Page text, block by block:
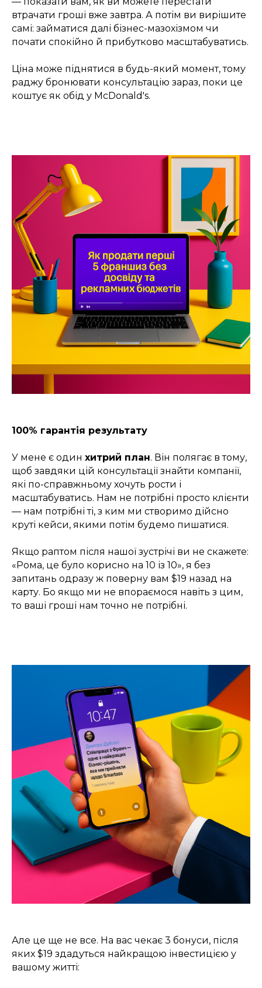
втрачати гроші вже завтра. А потім ви вирішите
самі: займатися далі бізнес-мазохізмом чи
почати спокійно й прибутково масштабуватись.
Ціна може піднятися в будь-який момент, тому
раджу бронювати консультацію зараз, поки це
коштує як обід у McDonald's.
100% гарантія результату
У мене є один хитрий план. Він полягає в тому,
щоб завдяки цій консультації знайти компанії,
які по-справжньому хочуть рости і
масштабуватись. Нам не потрібні просто клієнти
— нам потрібні ті, з ким ми створимо дійсно
круті кейси, якими потім будемо пишатися.
Якщо раптом після нашої зустрічі ви не скажете:
«Рома, це було корисно на 10 із 10», я без
запитань одразу ж поверну вам $19 назад на
карту. Бо якщо ми не впораємося навіть з цим,
то ваші гроші нам точно не потрібні.
Але це ще не все. На вас чекає 3 бонуси, після
яких $19 здадуться найкращою інвестицією у
вашому житті: